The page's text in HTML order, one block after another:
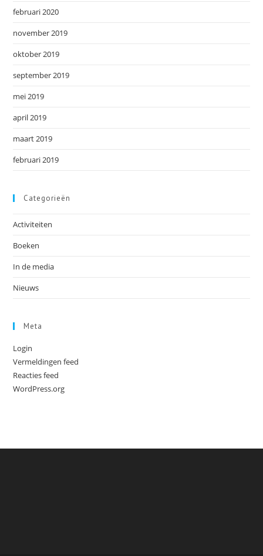
februari 2020
november 2019
oktober 2019
september 2019
mei 2019
april 2019
maart 2019
februari 2019
Categorieën
Activiteiten
Boeken
In de media
Nieuws
Meta
Login
Vermeldingen feed
Reacties feed
WordPress.org